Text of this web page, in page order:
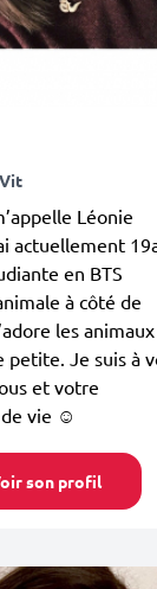
Léonie
actuellement
en BTS
à côté de
les animaux
petite. Je suis à
et votre
vie ☺️
son profil